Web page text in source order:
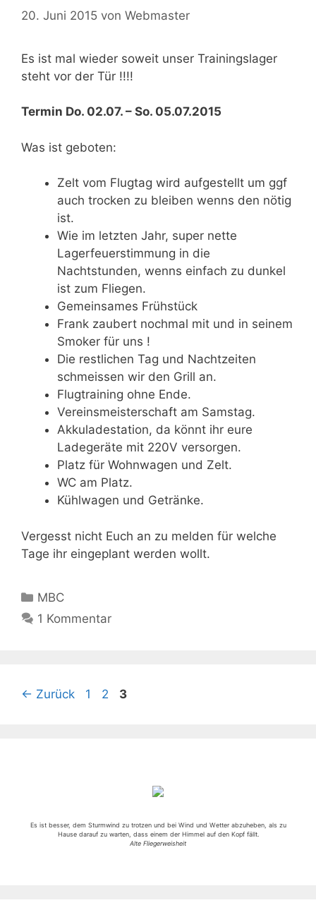
20. Juni 2015 von Webmaster
Es ist mal wieder soweit unser Trainingslager
steht vor der Tür !!!!
Termin Do. 02.07. – So. 05.07.2015
Was ist geboten:
Zelt vom Flugtag wird aufgestellt um ggf
auch trocken zu bleiben wenns den nötig
ist.
Wie im letzten Jahr, super nette
Lagerfeuerstimmung in die
Nachtstunden, wenns einfach zu dunkel
ist zum Fliegen.
Gemeinsames Frühstück
Frank zaubert nochmal mit und in seinem
Smoker für uns !
Die restlichen Tag und Nachtzeiten
schmeissen wir den Grill an.
Flugtraining ohne Ende.
Vereinsmeisterschaft am Samstag.
Akkuladestation, da könnt ihr eure
Ladegeräte mit 220V versorgen.
Platz für Wohnwagen und Zelt.
WC am Platz.
Kühlwagen und Getränke.
Vergesst nicht Euch an zu melden für welche
Tage ihr eingeplant werden wollt.
Kategorien
MBC
1 Kommentar
← Zurück Seite
1 Seite
2 Seite
3
Es ist besser, dem Sturmwind zu trotzen und bei Wind und Wetter abzuheben, als zu
Hause darauf zu warten, dass einem der Himmel auf den Kopf fällt.
Alte Fliegerweisheit